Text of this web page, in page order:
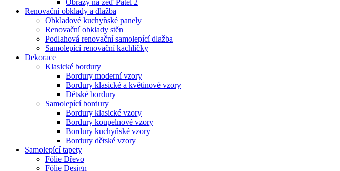
Renovační obklady a dlažba
Obkladové kuchyňské panely
Renovační obklady stěn
Podlahová renovační samolepící dlažba
Samolepící renovační kachličky
Dekorace
Klasické bordury
Bordury moderní vzory
Bordury klasické a květinové vzory
Dětské bordury
Samolepící bordury
Bordury klasické vzory
Bordury koupelnové vzory
Bordury kuchyňské vzory
Bordury dětské vzory
Samolepící tapety
Fólie Dřevo
Fólie Design